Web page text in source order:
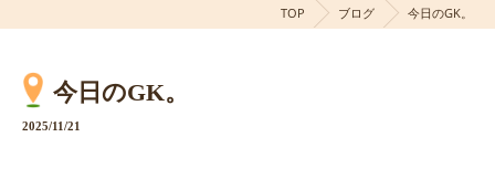
TOP ブログ 今日のGK。
今日のGK。
2025/11/21